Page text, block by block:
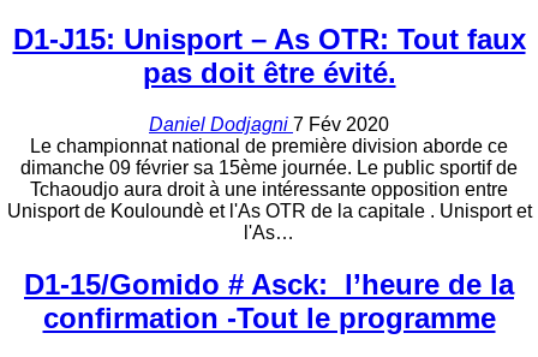
D1-J15: Unisport – As OTR: Tout faux
pas doit être évité.
Daniel Dodjagni 7 Fév 2020
Le championnat national de première division aborde ce
dimanche 09 février sa 15ème journée. Le public sportif de
Tchaoudjo aura droit à une intéressante opposition entre
Unisport de Kouloundè et l'As OTR de la capitale . Unisport et
l'As…
D1-15/Gomido # Asck: l’heure de la
confirmation -Tout le programme